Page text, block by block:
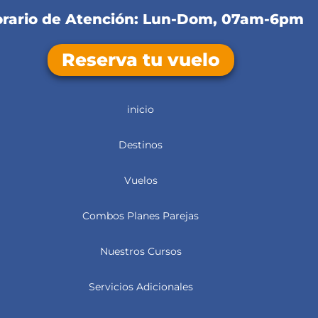
de Atención: Lun-Dom, 07am-6pm
Reserva tu vuelo
inicio
Destinos
Vuelos
Combos Planes Parejas
Nuestros Cursos
Servicios Adicionales